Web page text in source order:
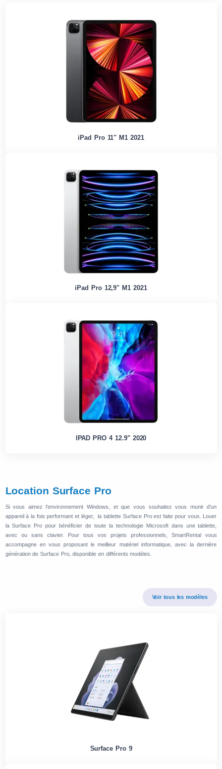
iPad Pro 11" M1 2021
iPad Pro 12,9" M1 2021
IPAD PRO 4 12.9" 2020
Location Surface Pro
Si vous aimez l’environnement Windows, et que vous souhaitez vous munir d’un
appareil à la fois performant et léger, la tablette Surface Pro est faite pour vous. Louer
la Surface Pro pour bénéficier de toute la technologie Microsoft dans une tablette,
avec ou sans clavier. Pour tous vos projets professionnels, SmartRental vous
accompagne en vous proposant le meilleur matériel informatique, avec la dernière
génération de Surface Pro, disponible en différents modèles.
Voir tous les modèles
Surface Pro 9